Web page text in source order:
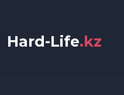
Hard-Life.kz